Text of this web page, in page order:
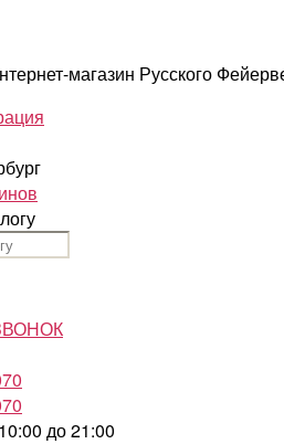
магазин Русского
до 21:00